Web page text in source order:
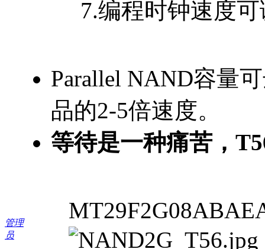
管理
员
7.编程时钟速度可
Parallel NAND容量
品的2-5倍速度。
等待是一种痛苦，